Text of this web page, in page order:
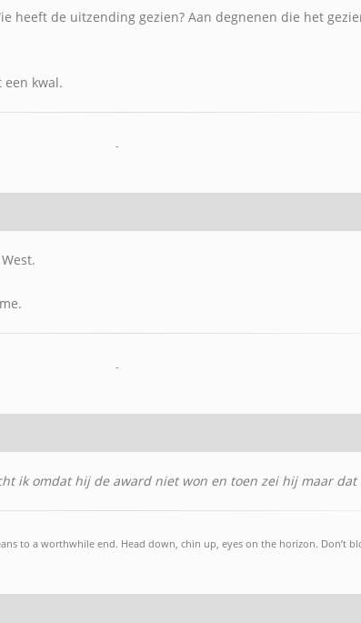
heeft de uitzending gezien? Aan degnenen die het
een kwal.
-
-
ik omdat hij de award niet won en toen zei hij maar dat
to a worthwhile end. Head down, chin up, eyes on the horizon. Don’t